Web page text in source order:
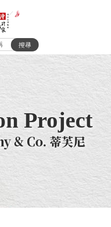
& Co. 蒂芙尼